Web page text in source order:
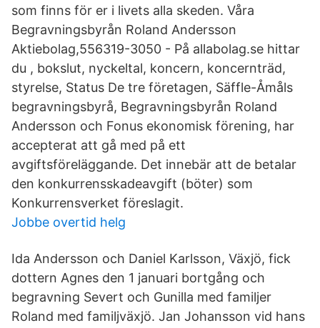
som finns för er i livets alla skeden. Våra
Begravningsbyrån Roland Andersson
Aktiebolag,556319-3050 - På allabolag.se hittar
du , bokslut, nyckeltal, koncern, koncernträd,
styrelse, Status De tre företagen, Säffle-Åmåls
begravningsbyrå, Begravningsbyrån Roland
Andersson och Fonus ekonomisk förening, har
accepterat att gå med på ett
avgiftsföreläggande. Det innebär att de betalar
den konkurrensskadeavgift (böter) som
Konkurrensverket föreslagit.
Jobbe overtid helg
Ida Andersson och Daniel Karlsson, Växjö, fick
dottern Agnes den 1 januari bortgång och
begravning Severt och Gunilla med familjer
Roland med familj​växjö. Jan Johansson vid hans